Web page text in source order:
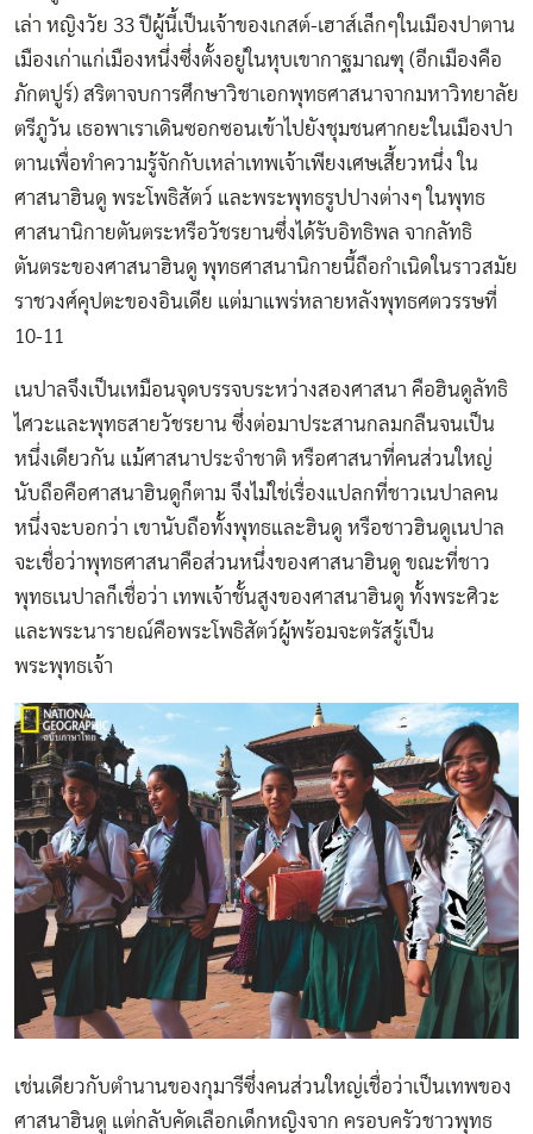
เล่า หญิงวัย 33 ปีผู้นี้เป็นเจ้าของเกสต์-เฮาส์เล็กๆในเมืองปาตาน
เมืองเก่าแก่เมืองหนึ่งซึ่งตั้งอยู่ในหุบเขากาฐมาณฑุ (อีกเมืองคือ
ภักตปูร์) สริตาจบการศึกษาวิชาเอกพุทธศาสนาจากมหาวิทยาลัย
ตรีภูวัน เธอพาเราเดินซอกซอนเข้าไปยังชุมชนศากยะในเมืองปา
ตานเพื่อทำความรู้จักกับเหล่าเทพเจ้าเพียงเศษเสี้ยวหนึ่ง ใน
ศาสนาฮินดู พระโพธิสัตว์ และพระพุทธรูปปางต่างๆ ในพุทธ
ศาสนานิกายตันตระหรือวัชรยานซึ่งได้รับอิทธิพล จากลัทธิ
ตันตระของศาสนาฮินดู พุทธศาสนานิกายนี้ถือกำเนิดในราวสมัย
ราชวงศ์คุปตะของอินเดีย แต่มาแพร่หลายหลังพุทธศตวรรษที่
10-11
เนปาลจึงเป็นเหมือนจุดบรรจบระหว่างสองศาสนา คือฮินดูลัทธิ
ไศวะและพุทธสายวัชรยาน ซึ่งต่อมาประสานกลมกลืนจนเป็น
หนึ่งเดียวกัน แม้ศาสนาประจำชาติ หรือศาสนาที่คนส่วนใหญ่
นับถือคือศาสนาฮินดูก็ตาม จึงไม่ใช่เรื่องแปลกที่ชาวเนปาลคน
หนึ่งจะบอกว่า เขานับถือทั้งพุทธและฮินดู หรือชาวฮินดูเนปาล
จะเชื่อว่าพุทธศาสนาคือส่วนหนึ่งของศาสนาฮินดู ขณะที่ชาว
พุทธเนปาลก็เชื่อว่า เทพเจ้าชั้นสูงของศาสนาฮินดู ทั้งพระศิวะ
และพระนารายณ์คือพระโพธิสัตว์ผู้พร้อมจะตรัสรู้เป็น
พระพุทธเจ้า
เช่นเดียวกับตำนานของกุมารีซึ่งคนส่วนใหญ่เชื่อว่าเป็นเทพของ
ศาสนาฮินดู แต่กลับคัดเลือกเด็กหญิงจาก ครอบครัวชาวพุทธ